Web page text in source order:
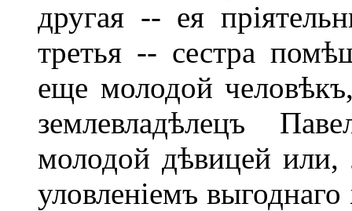
другая -- ея
третья -- сестра
еще молодой
землевладѣлецъ
молодой дѣвицей или,
уловленіемъ